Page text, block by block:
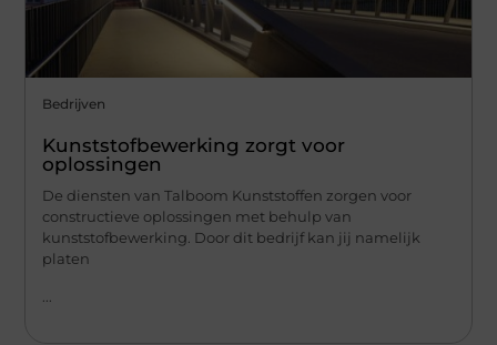
Bedrijven
Kunststofbewerking zorgt voor
oplossingen
De diensten van Talboom Kunststoffen zorgen voor
constructieve oplossingen met behulp van
kunststofbewerking. Door dit bedrijf kan jij namelijk
platen